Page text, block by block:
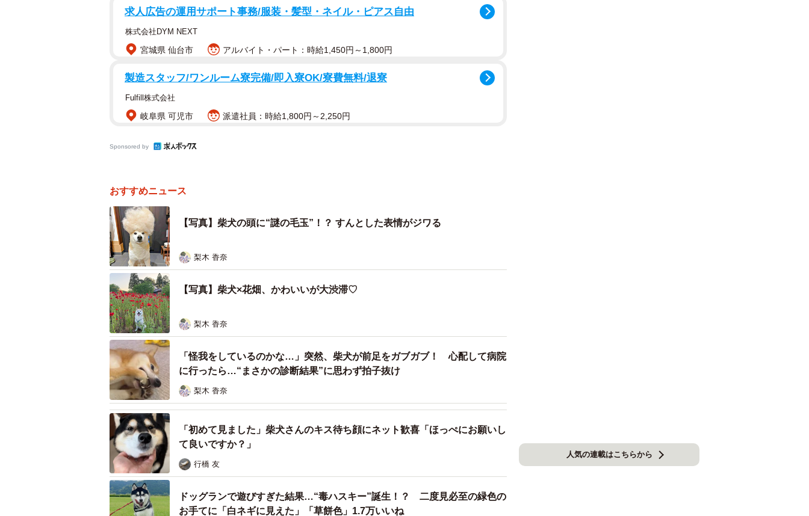
ます。Xユーザー・福丸さん（@totomo_fukumaru）の愛犬「福丸」くん（11歳・男の子）
「一昨日、昨日、今日。まぁ、よく抜けますこと」という一言とともに添えられた写真に
は、福丸くんの頭の上に、信じられないほどのボリュームを誇る「抜け毛の塊」が鎮座して
この投稿は1.6万件を超える“いいね”を集め、リプライには「お手製アフロ」「バロック時代
そうw」など、ユーモアあふれる反応が寄せられています。早速、お話を伺いました。
3日分の「宝物」爆誕！？ お利口なブラッシングタイム
求人広告の運用サポート事務/服装・髪型・ネイル・ピアス自由
株式会社DYM NEXT
宮城県 仙台市 アルバイト・パート：時給1,450円～1,800円
製造スタッフ/ワンルーム寮完備/即入寮OK/寮費無料/退寮
Fulfill株式会社
岐阜県 可児市 派遣社員：時給1,800円～2,250円
Sponsored by
おすすめニュース
【写真】柴犬の頭に“謎の毛玉”！？ すんとした表情がジワる
梨木 香奈
【写真】柴犬×花畑、かわいいが大渋滞♡
梨木 香奈
「怪我をしているのかな…」突然、柴犬が前足をガブガブ！ 心配して病院
に行ったら…“まさかの診断結果”に思わず拍子抜け
梨木 香奈
「初めて見ました」柴犬さんのキス待ち顔にネット歓喜「ほっぺにお願いし
て良いですか？」
行橋 友
ドッグランで遊びすぎた結果…“毒ハスキー”誕生！？ 二度見必至の緑色の
お手てに「白ネギに見えた」「草餅色」1.7万いいね
人気の連載はこちらから